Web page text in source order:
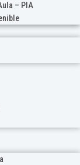
– PIA